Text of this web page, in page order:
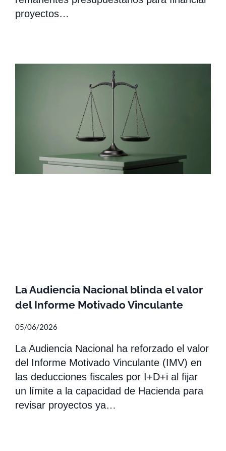
proyectos…
La Audiencia Nacional blinda el valor
del Informe Motivado Vinculante
05/06/2026
La Audiencia Nacional ha reforzado el valor
del Informe Motivado Vinculante (IMV) en
las deducciones fiscales por I+D+i al fijar
un límite a la capacidad de Hacienda para
revisar proyectos ya…